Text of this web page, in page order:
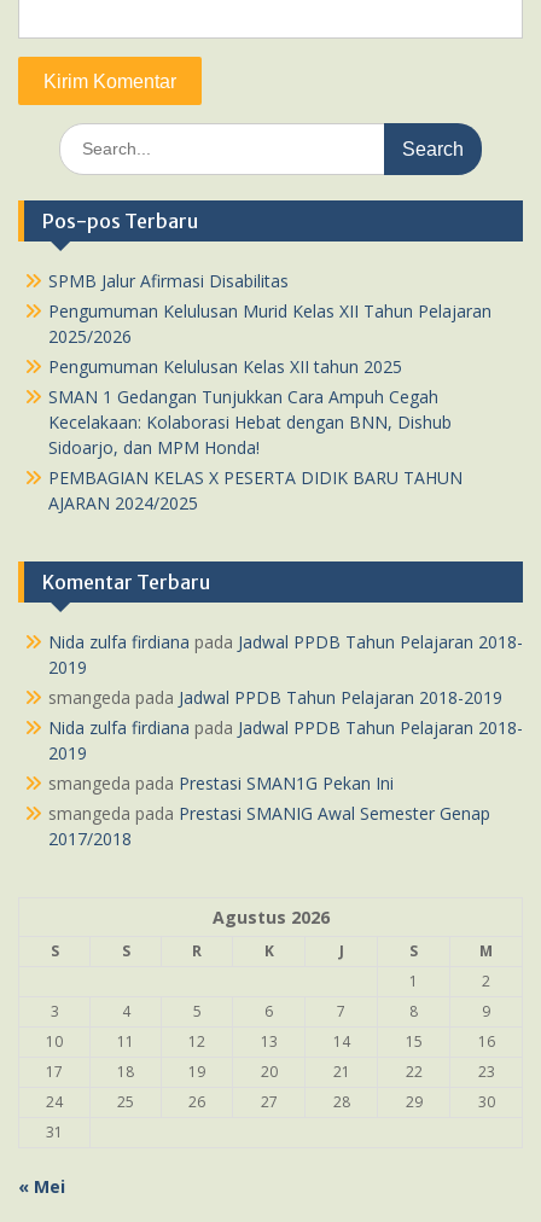
Search
for:
Pos-pos Terbaru
SPMB Jalur Afirmasi Disabilitas
Pengumuman Kelulusan Murid Kelas XII Tahun Pelajaran
2025/2026
Pengumuman Kelulusan Kelas XII tahun 2025
SMAN 1 Gedangan Tunjukkan Cara Ampuh Cegah
Kecelakaan: Kolaborasi Hebat dengan BNN, Dishub
Sidoarjo, dan MPM Honda!
PEMBAGIAN KELAS X PESERTA DIDIK BARU TAHUN
AJARAN 2024/2025
Komentar Terbaru
Nida zulfa firdiana pada Jadwal PPDB Tahun Pelajaran 2018-
2019
smangeda pada Jadwal PPDB Tahun Pelajaran 2018-2019
Nida zulfa firdiana pada Jadwal PPDB Tahun Pelajaran 2018-
2019
smangeda pada Prestasi SMAN1G Pekan Ini
smangeda pada Prestasi SMANIG Awal Semester Genap
2017/2018
Agustus 2026
S S R K J S
M
1
2
3
4 5 6 7 8
9
10
11 12 13 14 15
16
17
18 19 20 21 22
23
24
25 26 27 28 29
30
31
« Mei